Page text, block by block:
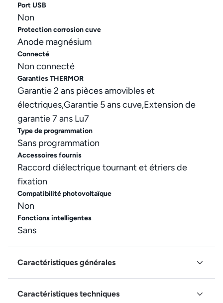
Port USB
Non
Protection corrosion cuve
Anode magnésium
Connecté
Non connecté
Garanties THERMOR
Garantie 2 ans pièces amovibles et
électriques,Garantie 5 ans cuve,Extension de
garantie 7 ans Lu7
Type de programmation
Sans programmation
Accessoires fournis
Raccord diélectrique tournant et étriers de
fixation
Compatibilité photovoltaïque
Non
Fonctions intelligentes
Sans
Caractéristiques générales
Caractéristiques techniques